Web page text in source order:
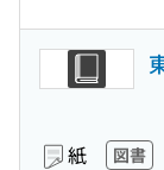
紙 図書